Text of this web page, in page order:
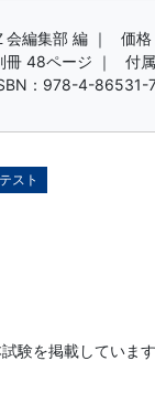
会編集部 編 ｜ 価格
冊 48ページ ｜
付
：978-4-86531-
スト
験を掲載していま